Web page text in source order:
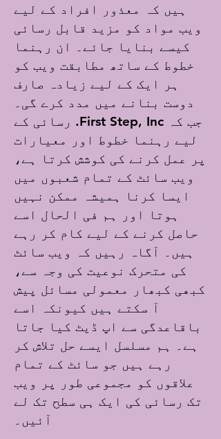
ہیں کہ معذور افراد کے لیے
ویب مواد کو مزید قابل رسائی
کیسے بنایا جائے۔ ان رہنما
خطوط کے ساتھ مطابقت ویب کو
ہر ایک کے لیے زیادہ صارف
دوست بنانے میں مدد کرے گی۔
جب کہ First Step, Inc. رسائی کے
لیے رہنما خطوط اور معیارات
پر عمل کرنے کی کوشش کرتا ہے،
ویب سائٹ کے تمام شعبوں میں
ایسا کرنا ہمیشہ ممکن نہیں
ہوتا اور ہم فی الحال اسے
حاصل کرنے کے لیے کام کر رہے
ہیں۔ آگاہ رہیں کہ ویب سائٹ
کی متحرک نوعیت کی وجہ سے،
کبھی کبھار معمولی مسائل پیش
آ سکتے ہیں کیونکہ اسے
باقاعدگی سے اپ ڈیٹ کیا جاتا
ہے۔ ہم مسلسل ایسے حل تلاش کر
رہے ہیں جو سائٹ کے تمام
علاقوں کو مجموعی طور پر ویب
تک رسائی کی ایک ہی سطح تک لے
آئیں۔